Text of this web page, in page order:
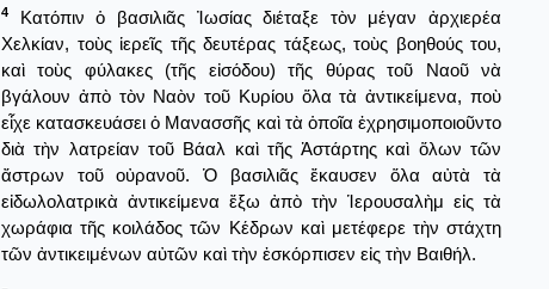
4
Κατόπιν ὁ βασιλιᾶς Ἰωσίας διέταξε τὸν μέγαν ἀρχιερέα
Χελκίαν, τοὺς ἱερεῖς τῆς δευτέρας τάξεως, τοὺς βοηθούς του,
καὶ τοὺς φύλακες (τῆς εἰσόδου) τῆς θύρας τοῦ Ναοῦ νὰ
βγάλουν ἀπὸ τὸν Ναὸν τοῦ Κυρίου ὅλα τὰ ἀντικείμενα, ποὺ
εἶχε κατασκευάσει ὁ Μανασσῆς καὶ τὰ ὁποῖα ἐχρησιμοποιοῦντο
διὰ τὴν λατρείαν τοῦ Βάαλ καὶ τῆς Ἀστάρτης καὶ ὅλων τῶν
ἄστρων τοῦ οὐρανοῦ. Ὁ βασιλιᾶς ἔκαυσεν ὅλα αὐτὰ τὰ
εἰδωλολατρικὰ ἀντικείμενα ἔξω ἀπὸ τὴν Ἱερουσαλὴμ εἰς τὰ
χωράφια τῆς κοιλάδος τῶν Κέδρων καὶ μετέφερε τὴν στάχτη
τῶν ἀντικειμένων αὐτῶν καὶ τὴν ἐσκόρπισεν εἰς τὴν Βαιθήλ.